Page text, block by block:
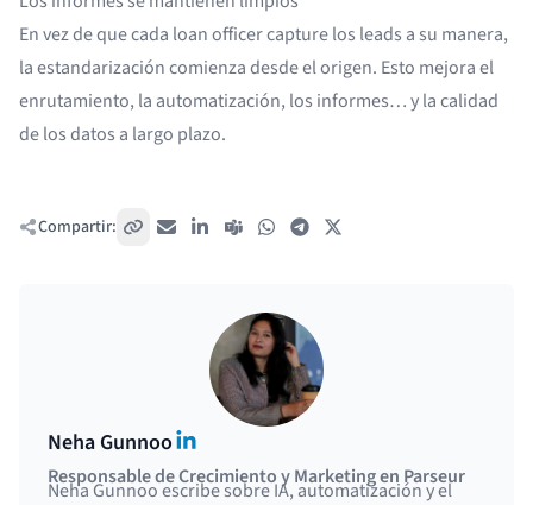
En vez de que cada loan officer capture los leads a su manera,
la estandarización comienza desde el origen. Esto mejora el
enrutamiento, la automatización, los informes… y la calidad
de los datos a largo plazo.
Compartir: Copiar enlace
Correo electrónico
LinkedIn
Teams WhatsAppTelegram
Neha GunnooLinkedIn
Responsable de Crecimiento y Marketing en Parseur
Neha Gunnoo escribe sobre IA, automatización y el